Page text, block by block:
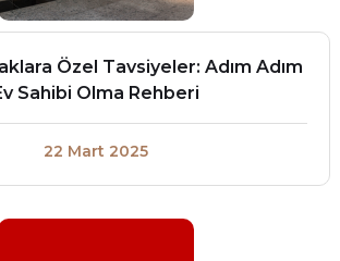
Özel Tavsiyeler: Adım Adım
Sahibi Olma Rehberi
22 Mart 2025